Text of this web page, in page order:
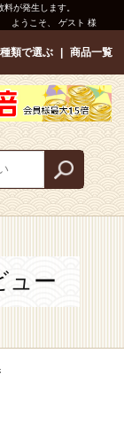
が発生します。
ようこそ、 ゲスト 様
類で選ぶ 商品一覧
ュー